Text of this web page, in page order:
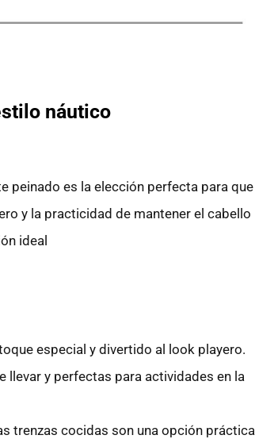
náutico
peinado es la elección perfecta para que
y la practicidad de mantener el cabello
ideal
especial y divertido al look playero.
llevar y perfectas para actividades en la
trenzas cocidas son una opción práctica